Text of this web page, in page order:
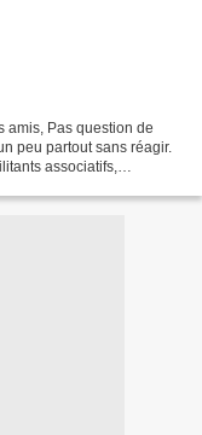
amis, Pas question de
peu partout sans réagir.
associatifs,